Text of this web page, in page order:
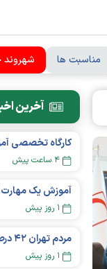
مناسبت ها شهروند
آخرین
۴ ساعت پیش
۱ روز پیش
مردم تهران ۴۲ درصد بیشتر از قبل باهم «سازش» می‌کنند
۱ روز پیش